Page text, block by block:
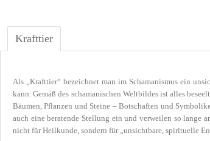
Krafttier
Als „Krafttier“ bezeichnet man im Schamanismus ein
kann. Gemäß des schamanischen Weltbildes ist alles
Bäumen, Pflanzen und Steine – Botschaften und
auch eine beratende Stellung ein und verweilen so lange
nicht für Heilkunde, sondern für „unsichtbare, spirituelle